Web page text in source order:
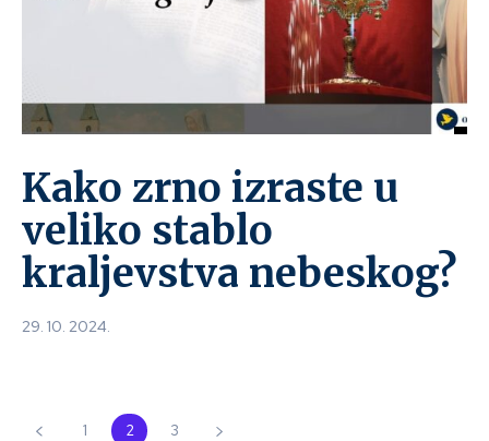
Kako zrno izraste u
veliko stablo
kraljevstva nebeskog?
29. 10. 2024.
1 2 3